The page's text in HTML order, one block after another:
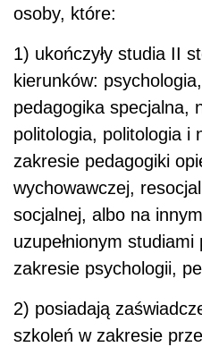
osoby, które:
1) ukończyły studia II
kierunków:
pedagogika specjalna,
politologia, politologia i
zakresie pedagogiki
wychowawczej,
socjalnej, albo na
uzupełnionym
zakresie psychologii,
2) posiadają
szkoleń w zakresie